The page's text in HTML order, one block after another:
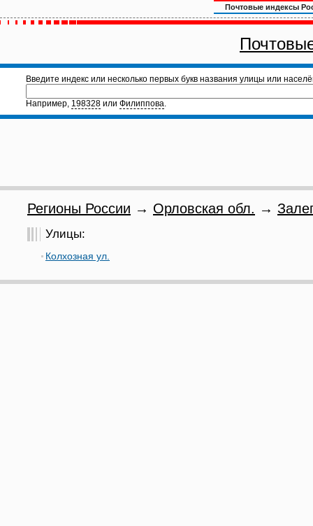
Почтовые индексы
Введите индекс или несколько первых букв названия улицы или
Например, 198328 или Филиппова.
Регионы России → Орловская обл. →
Улицы:
Колхозная ул.